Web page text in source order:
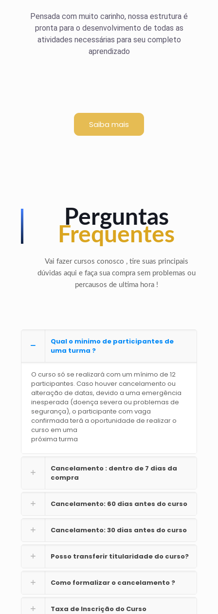
Pensada com muito carinho, nossa estrutura é
pronta para o desenvolvimento de todas as
atividades necessárias para seu completo
aprendizado
Saiba mais
Perguntas
Frequentes
Vai fazer cursos conosco , tire suas principais
dúvidas aqui e faça sua compra sem problemas ou
percausos de ultima hora !
Qual o minimo de participantes de
uma turma ?
O curso só se realizará com um mínimo de 12
participantes. Caso houver cancelamento ou
alteração de datas, devido a uma emergência
inesperada (doença severa ou problemas de
segurança), o participante com vaga
confirmada terá a oportunidade de realizar o
curso em uma
próxima turma
Cancelamento : dentro de 7 dias da
compra
Cancelamento: 60 dias antes do curso
Cancelamento: 30 dias antes do curso
Posso transferir titularidade do curso?
Como formalizar o cancelamento ?
Taxa de Inscrição do Curso